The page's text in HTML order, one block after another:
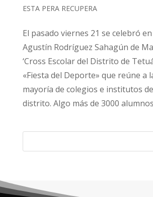
ESTA PERA RECUPERA
El pasado viernes 21 se celebró
Agustín Rodríguez Sahagún de
‘Cross Escolar del Distrito de
«Fiesta del Deporte» que reúne a
mayoría de colegios e institutos
distrito. Algo más de 3000